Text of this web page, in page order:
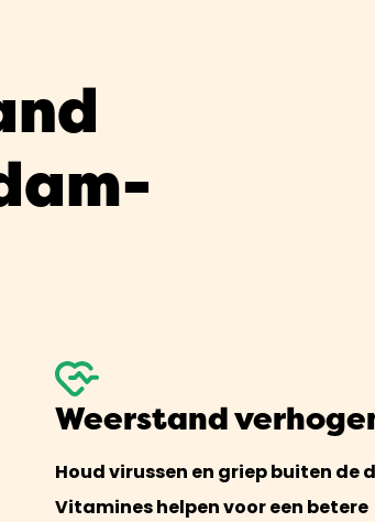
Weerstand
Houd virussen en griep buiten de
Vitamines helpen voor een betere